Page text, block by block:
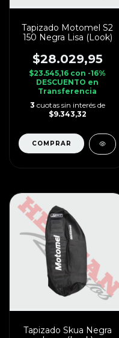
Tapizado Motomel S2
150 Negra Lisa (Look)
$28.029,95
$23.545,16 con -16%
DESCUENTO en
Transferencia
3 cuotas sin interés de
$9.343,32
Tapizado Skua Negra